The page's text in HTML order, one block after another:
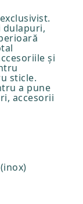
dulapuri,
și
sticle.
a pune
accesorii